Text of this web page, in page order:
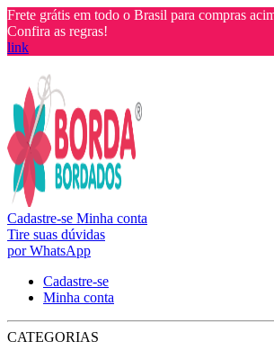
Frete grátis em todo o Brasil para compras
Confira as regras!
link
Cadastre-se Minha conta
Tire suas dúvidas
por WhatsApp
Cadastre-se
Minha conta
CATEGORIAS